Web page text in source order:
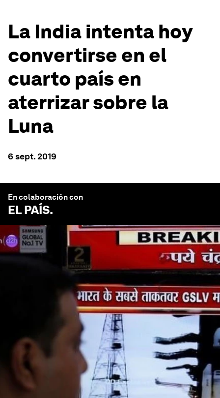
La India intenta hoy
convertirse en el
cuarto país en
aterrizar sobre la
Luna
6 sept. 2019
En colaboración con
EL PAÍS.